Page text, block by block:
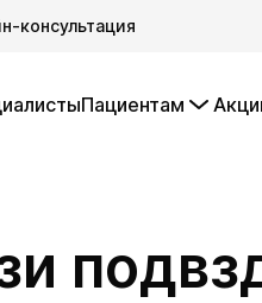
консультация
Пациентам